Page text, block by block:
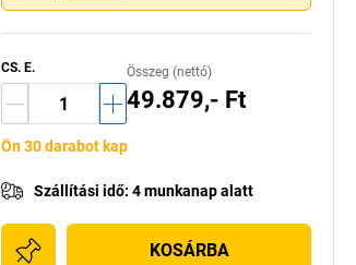
CS. E. Összeg (nettó)
49.879,- Ft
Ön 30 darabot kap
Szállítási idő: 4 munkanap alatt
KOSÁRBA